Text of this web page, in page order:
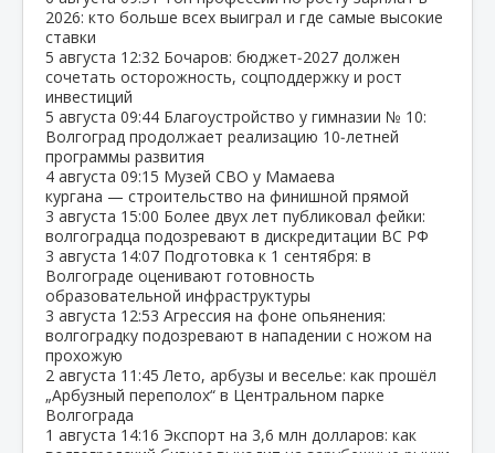
2026: кто больше всех выиграл и где самые высокие
ставки
5 августа 12:32 Бочаров: бюджет‑2027 должен
сочетать осторожность, соцподдержку и рост
инвестиций
5 августа 09:44 Благоустройство у гимназии № 10:
Волгоград продолжает реализацию 10‑летней
программы развития
4 августа 09:15 Музей СВО у Мамаева
кургана — строительство на финишной прямой
3 августа 15:00 Более двух лет публиковал фейки:
волгоградца подозревают в дискредитации ВС РФ
3 августа 14:07 Подготовка к 1 сентября: в
Волгограде оценивают готовность
образовательной инфраструктуры
3 августа 12:53 Агрессия на фоне опьянения:
волгоградку подозревают в нападении с ножом на
прохожую
2 августа 11:45 Лето, арбузы и веселье: как прошёл
„Арбузный переполох“ в Центральном парке
Волгограда
1 августа 14:16 Экспорт на 3,6 млн долларов: как